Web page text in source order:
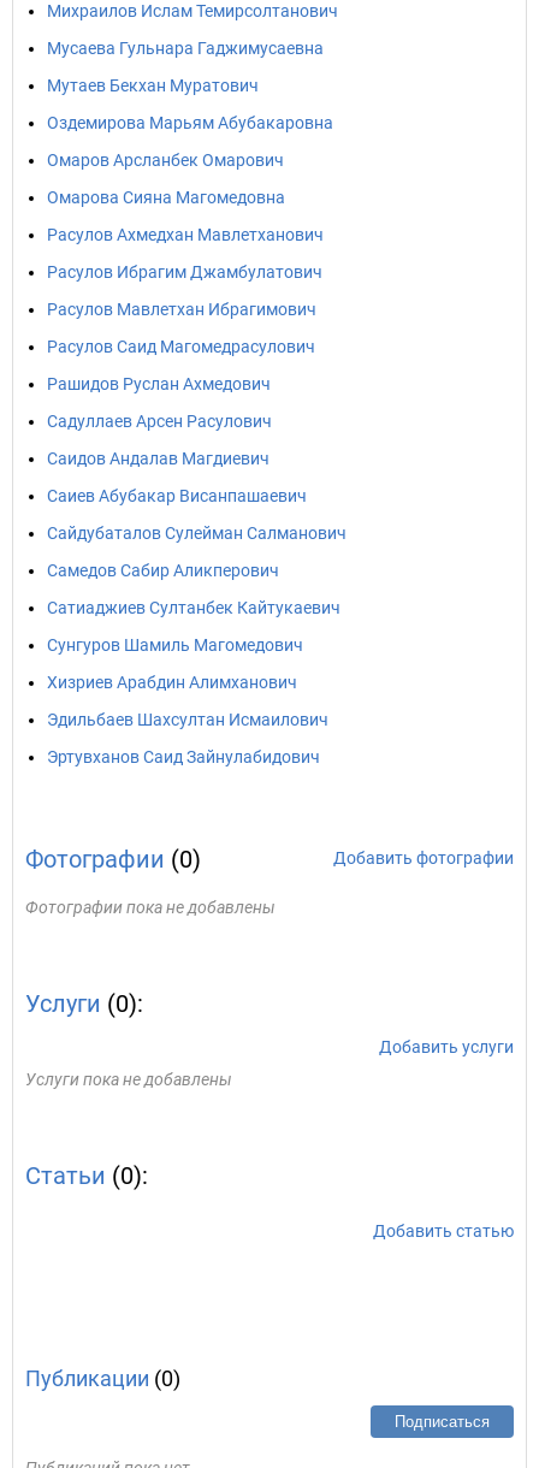
Михраилов Ислам Темирсолтанович
Мусаева Гульнара Гаджимусаевна
Мутаев Бекхан Муратович
Оздемирова Марьям Абубакаровна
Омаров Арсланбек Омарович
Омарова Сияна Магомедовна
Расулов Ахмедхан Мавлетханович
Расулов Ибрагим Джамбулатович
Расулов Мавлетхан Ибрагимович
Расулов Саид Магомедрасулович
Рашидов Руслан Ахмедович
Садуллаев Арсен Расулович
Саидов Андалав Магдиевич
Саиев Абубакар Висанпашаевич
Сайдубаталов Сулейман Салманович
Самедов Сабир Аликперович
Сатиаджиев Султанбек Кайтукаевич
Сунгуров Шамиль Магомедович
Хизриев Арабдин Алимханович
Эдильбаев Шахсултан Исмаилович
Эртувханов Саид Зайнулабидович
Фотографии (0) Добавить фотографии
Фотографии пока не добавлены
Услуги (0):
Добавить услуги
Услуги пока не добавлены
Статьи (0):
Добавить статью
Публикации (0)
Подписаться